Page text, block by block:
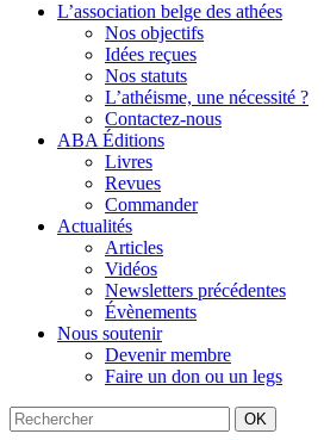
L’association belge des athées
Nos objectifs
Idées reçues
Nos statuts
L’athéisme, une nécessité ?
Contactez-nous
ABA Éditions
Livres
Revues
Commander
Actualités
Articles
Vidéos
Newsletters précédentes
Évènements
Nous soutenir
Devenir membre
Faire un don ou un legs
OK